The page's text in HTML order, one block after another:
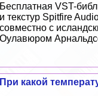
Бесплатная VST-
и текстур Spitfire
совместно с
Оулавюром
При какой